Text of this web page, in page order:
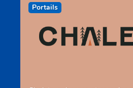
Portails